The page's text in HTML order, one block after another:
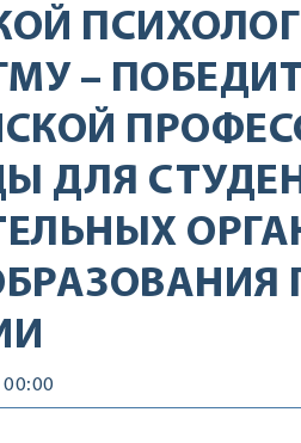
–
ДЛЯ